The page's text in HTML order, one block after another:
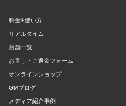
料金&使い方
リアルタイム
店舗一覧
お直し・ご返金フォーム
オンラインショップ
GMブログ
メディア紹介事例